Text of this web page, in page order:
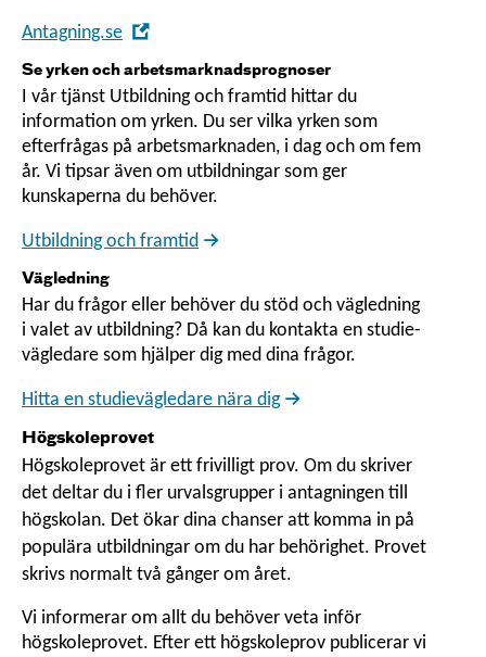
Antagning.se
nytt
fönster
Se yrken och arbetsmarknadsprognoser
I vår tjänst Utbildning och framtid hittar du
information om yrken. Du ser vilka yrken som
efterfrågas på arbetsmarknaden, i dag och om fem
år. Vi tipsar även om utbildningar som ger
kunskaperna du behöver.
Utbildning och framtid
Vägledning
Har du frågor eller behöver du stöd och vägledning
i valet av utbildning? Då kan du kontakta en studie­
väg­ledare som hjälper dig med dina frågor.
Hitta en studievägledare nära dig
Högskoleprovet
Högskoleprovet är ett frivilligt prov. Om du skriver
det deltar du i fler urvalsgrupper i antagningen till
högskolan. Det ökar dina chanser att komma in på
populära utbildningar om du har behörighet. Provet
skrivs normalt två gånger om året.
Vi informerar om allt du behöver veta inför
högskoleprovet. Efter ett högskoleprov publicerar vi